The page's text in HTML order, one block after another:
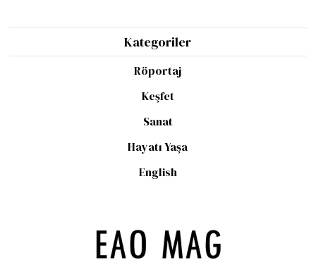
Kategoriler
Röportaj
Keşfet
Sanat
Hayatı Yaşa
English